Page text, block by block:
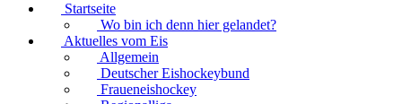
Startseite
Wo bin ich denn hier gelandet?
Aktuelles vom Eis
Allgemein
Deutscher Eishockeybund
Fraueneishockey